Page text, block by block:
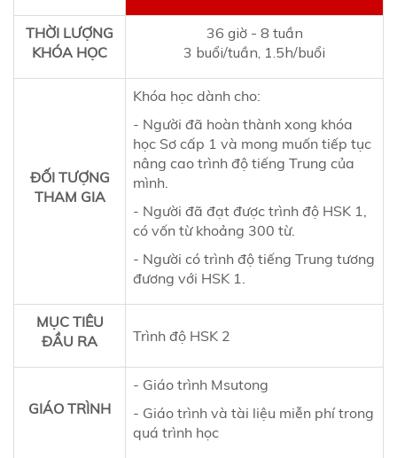
THỜI LƯỢNG
KHÓA HỌC
36 giờ - 8 tuần
3 buổi/tuần, 1.5h/buổi
ĐỐI TƯỢNG
THAM GIA
Khóa học dành cho:
- Người đã hoàn thành xong khóa
học Sơ cấp 1 và mong muốn tiếp tục
nâng cao trình độ tiếng Trung của
mình.
- Người đã đạt được trình độ HSK 1,
có vốn từ khoảng 300 từ.
- Người có trình độ tiếng Trung tương
đương với HSK 1.
MỤC TIÊU
ĐẦU RA
Trình độ HSK 2
GIÁO TRÌNH
- Giáo trình Msutong
- Giáo trình và tài liệu miễn phí trong
quá trình học